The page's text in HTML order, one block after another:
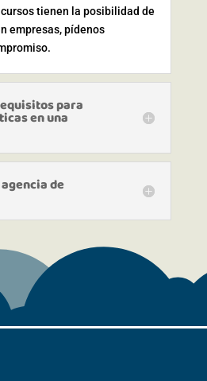
cursos tienen la posibilidad de
empresas, pídenos
para
en una
de